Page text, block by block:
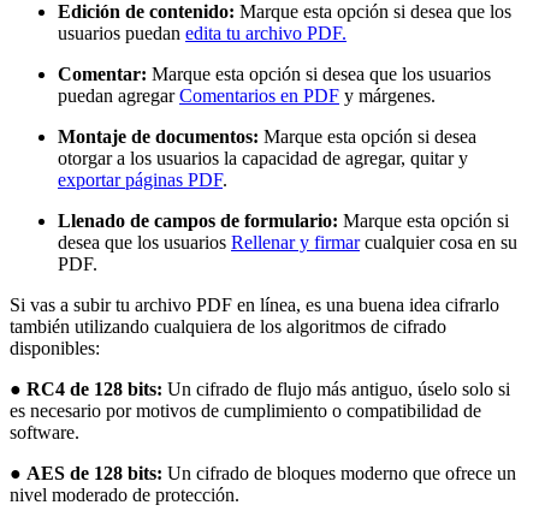
Edición de contenido: Marque esta opción si desea que los
usuarios puedan edita tu archivo PDF.
Comentar: Marque esta opción si desea que los usuarios
puedan agregarComentarios en PDF y márgenes.
Montaje de documentos: Marque esta opción si desea
otorgar a los usuarios la capacidad de agregar, quitar y
exportar páginas PDF.
Llenado de campos de formulario: Marque esta opción si
desea que los usuarios Rellenar y firmarcualquier cosa en su
PDF.
Si vas a subir tu archivo PDF en línea, es una buena idea cifrarlo
también utilizando cualquiera de los algoritmos de cifrado
disponibles:
● RC4 de 128 bits: Un cifrado de flujo más antiguo, úselo solo si
es necesario por motivos de cumplimiento o compatibilidad de
software.
● AES de 128 bits: Un cifrado de bloques moderno que ofrece un
nivel moderado de protección.